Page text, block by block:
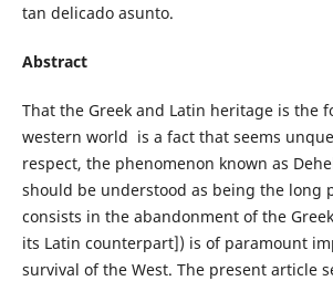
tan delicado asunto.
Abstract
That the Greek and Latin heritage is the
western world is a fact that seems
respect, the phenomenon known as
should be understood as being the long
consists in the abandonment of the
its Latin counterpart]) is of paramount
survival of the West. The present article